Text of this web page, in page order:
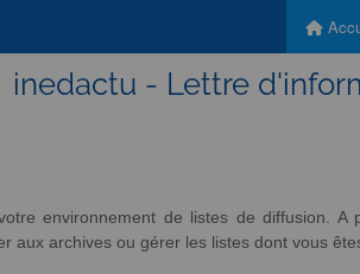
inedactu - Lettre
environnement de listes de diffusion.
aux archives ou gérer les listes dont vous